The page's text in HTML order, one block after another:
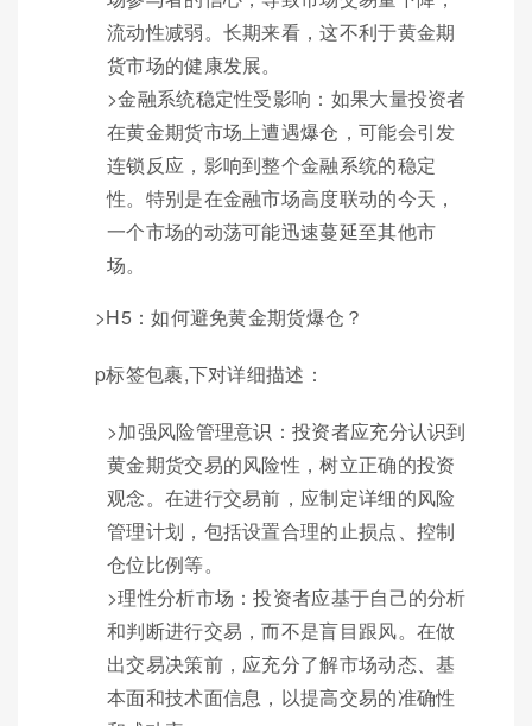
流动性减弱。长期来看，这不利于黄金期
货市场的健康发展。
>金融系统稳定性受影响：如果大量投资者
在黄金期货市场上遭遇爆仓，可能会引发
连锁反应，影响到整个金融系统的稳定
性。特别是在金融市场高度联动的今天，
一个市场的动荡可能迅速蔓延至其他市
场。
>H5：如何避免黄金期货爆仓？
p标签包裹,下对详细描述：
>加强风险管理意识：投资者应充分认识到
黄金期货交易的风险性，树立正确的投资
观念。在进行交易前，应制定详细的风险
管理计划，包括设置合理的止损点、控制
仓位比例等。
>理性分析市场：投资者应基于自己的分析
和判断进行交易，而不是盲目跟风。在做
出交易决策前，应充分了解市场动态、基
本面和技术面信息，以提高交易的准确性